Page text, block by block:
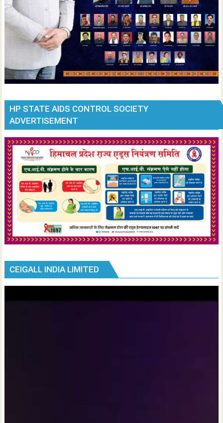
HP STATE AIDS CONTROL SOCIETY
ADVERTISEMENT
CEIGALL INDIA LIMITED